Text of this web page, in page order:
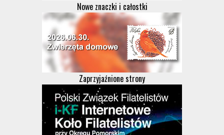
Nowe znaczki i całostki
Zaprzyjaźnione strony